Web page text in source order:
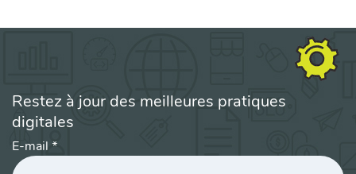
Restez à jour des meilleures pratiques
digitales
E-mail *